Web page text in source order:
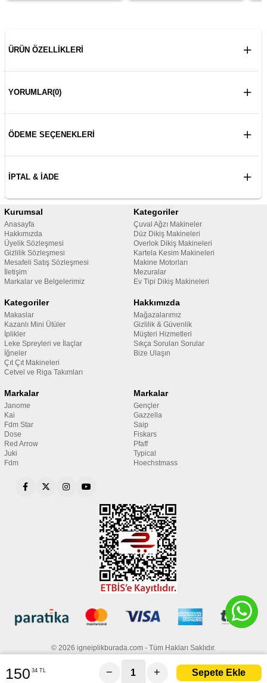
ÜRÜN ÖZELLIKLERI
YORUMLAR(0)
ÖDEME SEÇENEKLERI
İPTAL & İADE
Kurumsal
Anasayfa
Hakkımızda
Üyelik Sözleşmesi
Gizlilik Sözleşmesi
Mesafeli Satış Sözleşmesi
İletişim
Markalar ve Belgelerimiz
Kategoriler
Çuval Ağzı Makineler
Düz Dikiş Makineleri
Overlok Dikiş Makineleri
Kartela Kesim Makineleri
Makine Motorları
Mezuralar
Ev Tipi Dikiş Makineleri
Kategoriler
Makaslar
Kazanlı Mini Ütüler
İplikler
Leke Spreyleri ve İlaçlar
İğneler
Çıt Çıt Makineleri
Cetvel ve Riga Takımları
Hakkımızda
Mağazalarımız
Gizlilik & Güvenlik
Müşteri Hizmetleri
Sıkça Sorulan Sorular
Bize Ulaşın
Markalar
Janome
Kai
Fdm Star
Dose
Red Arrow
Juki
Fdm
Markalar
Gençler
Gazzella
Saip
Fiskars
Pfaff
Typical
Hoechstmass
© 2026 igneiplikburada.com - Tüm Hakları Saklıdır.
150 34 TL − +